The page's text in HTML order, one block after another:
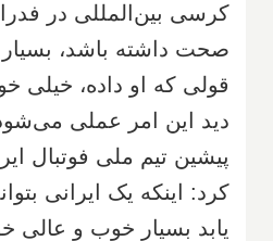
کرسی بین‌المللی در
صحت داشته باشد،
قولی که او داده، خیلی
دید این امر عملی
پیشین تیم ملی فوتبال
کرد: اینکه یک ایرانی
یابد بسیار خوب و عالی